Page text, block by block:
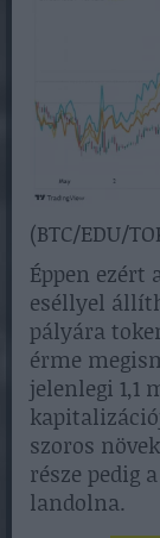
(BTC/EDU/
Éppen ezért
eséllyel
pályára
érme
jelenlegi 1,1
szoros
része pedig
landolna.